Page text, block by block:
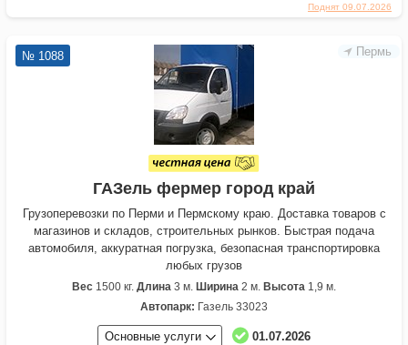
Поднят 09.07.2026
Пермь
№ 1088
ГАЗель фермер город край
Грузоперевозки по Перми и Пермскому краю. Доставка товаров с
магазинов и складов, строительных рынков. Быстрая подача
автомобиля, аккуратная погрузка, безопасная транспортировка
любых грузов
Вес 1500 кг. Длина 3 м. Ширина 2 м. Высота 1,9 м.
Автопарк: Газель 33023
Основные услуги 01.07.2026